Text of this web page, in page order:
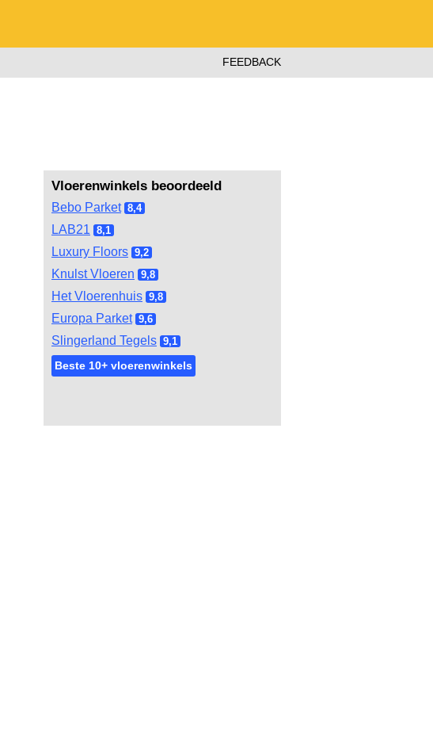
FEEDBACK
Vloerenwinkels beoordeeld
Bebo Parket 8,4
LAB21 8,1
Luxury Floors 9,2
Knulst Vloeren 9,8
Het Vloerenhuis 9,8
Europa Parket 9,6
Slingerland Tegels 9,1
Beste 10+ vloerenwinkels